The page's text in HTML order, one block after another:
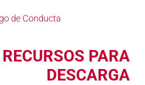
de Conducta
RECURSOS PARA
DESCARGA